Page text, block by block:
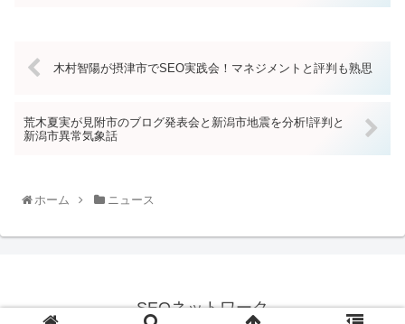
木村智陽が摂津市でSEO実践会！マネジメントと評判も熟思
荒木夏実が見附市のブログ発表会と新潟市地震を分析!評判と
新潟市異常気象話
ホーム ニュース
SEOネットワーク